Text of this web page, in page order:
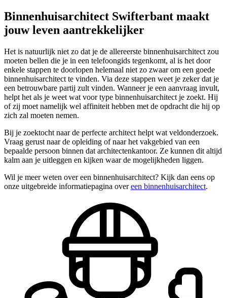
Binnenhuisarchitect Swifterbant maakt
jouw leven aantrekkelijker
Het is natuurlijk niet zo dat je de allereerste binnenhuisarchitect zou
moeten bellen die je in een telefoongids tegenkomt, al is het door
enkele stappen te doorlopen helemaal niet zo zwaar om een goede
binnenhuisarchitect te vinden. Via deze stappen weet je zeker dat je
een betrouwbare partij zult vinden. Wanneer je een aanvraag invult,
helpt het als je weet wat voor type binnenhuisarchitect je zoekt. Hij
of zij moet namelijk wel affiniteit hebben met de opdracht die hij op
zich zal moeten nemen.
Bij je zoektocht naar de perfecte architect helpt wat veldonderzoek.
Vraag gerust naar de opleiding of naar het vakgebied van een
bepaalde persoon binnen dat architectenkantoor. Ze kunnen dit altijd
kalm aan je uitleggen en kijken waar de mogelijkheden liggen.
Wil je meer weten over een binnenhuisarchitect? Kijk dan eens op
onze uitgebreide informatiepagina overeen binnenhuisarchitect.